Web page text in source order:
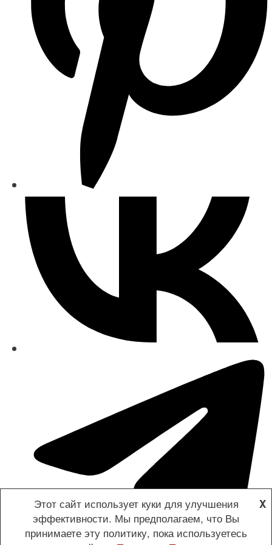
Этот сайт использует куки для улучшения
эффективности. Мы предполагаем, что Вы
принимаете эту политику, пока используетесь
X